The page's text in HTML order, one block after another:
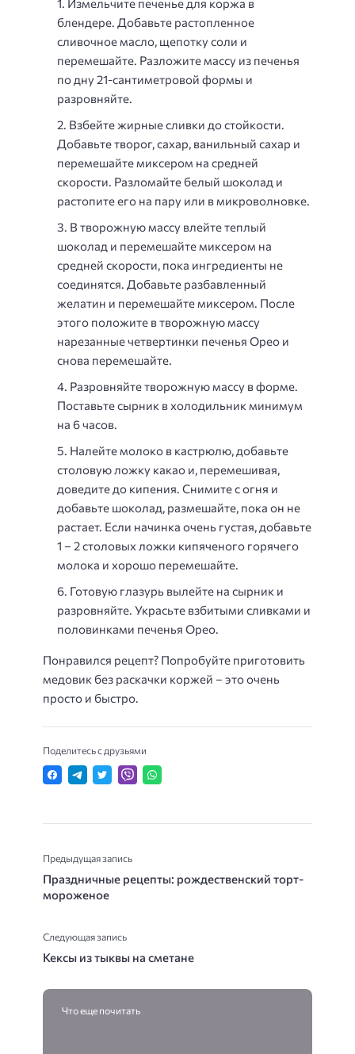
Измельчите печенье для коржа в
блендере. Добавьте растопленное
сливочное масло, щепотку соли и
перемешайте. Разложите массу из печенья
по дну 21-сантиметровой формы и
разровняйте.
Взбейте жирные сливки до стойкости.
Добавьте творог, сахар, ванильный сахар и
перемешайте миксером на средней
скорости. Разломайте белый шоколад и
растопите его на пару или в микроволновке.
В творожную массу влейте теплый
шоколад и перемешайте миксером на
средней скорости, пока ингредиенты не
соединятся. Добавьте разбавленный
желатин и перемешайте миксером. После
этого положите в творожную массу
нарезанные четвертинки печенья Oрео и
снова перемешайте.
Разровняйте творожную массу в форме.
Поставьте сырник в холодильник минимум
на 6 часов.
Налейте молоко в кастрюлю, добавьте
столовую ложку какао и, перемешивая,
доведите до кипения. Снимите с огня и
добавьте шоколад, размешайте, пока он не
растает. Если начинка очень густая, добавьте
1 – 2 столовых ложки кипяченого горячего
молока и хорошо перемешайте.
Готовую глазурь вылейте на сырник и
разровняйте. Украсьте взбитыми сливками и
половинками печенья Орео.
Понравился рецепт? Попробуйте приготовить
медовик без раскачки коржей – это очень
просто и быстро.
Поделитесь с друзьями
Предыдущая запись
Праздничные рецепты: рождественский торт-
мороженое
Следующая запись
Кексы из тыквы на сметане
Что еще почитать